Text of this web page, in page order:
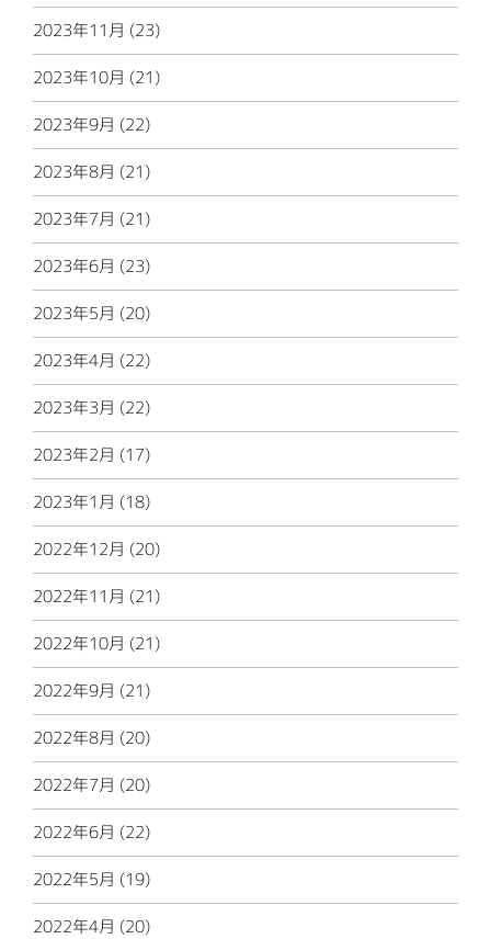
2023年11月 (23)
2023年10月 (21)
2023年9月 (22)
2023年8月 (21)
2023年7月 (21)
2023年6月 (23)
2023年5月 (20)
2023年4月 (22)
2023年3月 (22)
2023年2月 (17)
2023年1月 (18)
2022年12月 (20)
2022年11月 (21)
2022年10月 (21)
2022年9月 (21)
2022年8月 (20)
2022年7月 (20)
2022年6月 (22)
2022年5月 (19)
2022年4月 (20)